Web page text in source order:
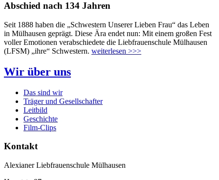
Abschied nach 134 Jahren
Seit 1888 haben die „Schwestern Unserer Lieben Frau“ das Leben
in Mülhausen geprägt. Diese Ära endet nun: Mit einem großen Fest
voller Emotionen verabschiedete die Liebfrauenschule Mülhausen
(LFSM) „ihre“ Schwestern. weiterlesen >>>
Wir über uns
Das sind wir
Träger und Gesellschafter
Leitbild
Geschichte
Film-Clips
Kontakt
Alexianer Liebfrauenschule Mülhausen